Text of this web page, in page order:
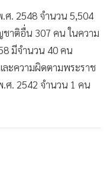
. 2548 จำนวน 5,504
าติอื่น 307 คน ในความ
มีจำนวน 40 คน
ะความผิดตามพระราช
. 2542 จำนวน 1 คน